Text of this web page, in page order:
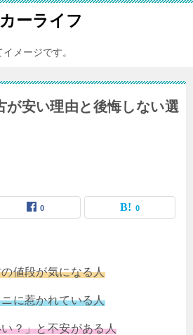
ーライフ
メージです。
が安い理由と後悔しない選
0 0
値段が気になる人
に惹かれている人
？」と不安がある人